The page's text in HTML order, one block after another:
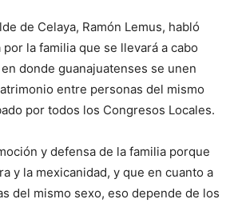
de Celaya, Ramón Lemus, habló
la familia que se llevará a cabo
donde guanajuatenses se unen
entre personas del mismo
por todos los Congresos Locales.
y defensa de la familia porque
y la mexicanidad, y que en cuanto a
del mismo sexo, eso depende de los